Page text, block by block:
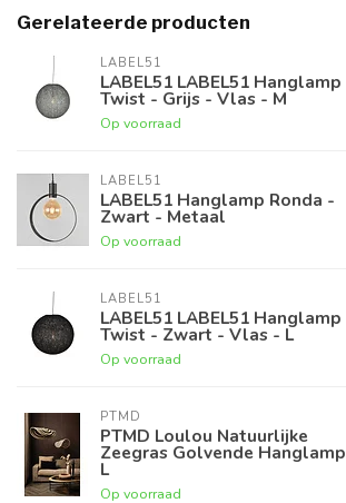
Gerelateerde producten
LABEL51
LABEL51 LABEL51 Hanglamp
Twist - Grijs - Vlas - M
Op voorraad
LABEL51
LABEL51 Hanglamp Ronda -
Zwart - Metaal
Op voorraad
LABEL51
LABEL51 LABEL51 Hanglamp
Twist - Zwart - Vlas - L
Op voorraad
PTMD
PTMD Loulou Natuurlijke
Zeegras Golvende Hanglamp
L
Op voorraad